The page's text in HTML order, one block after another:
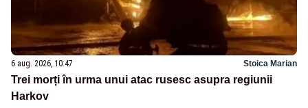
6 aug. 2026, 10:47 Stoica Marian
Trei morți în urma unui atac rusesc asupra regiunii
Harkov